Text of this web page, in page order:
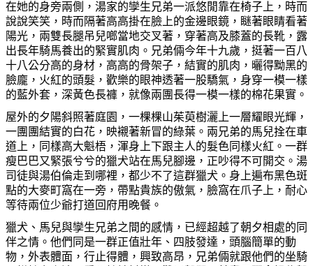
在她的身旁兩側，湯家的孿生兄弟一派悠閒靠在椅子上，時而
說說笑笑，時而隔著高高掛在臉上的金邊眼鏡， 瞇著眼睛看著
陽光，兩雙長腿吊兒啷當地交叉著，穿著高及膝蓋的長靴，露
出長年騎馬養出的緊實肌肉。兄弟倆今年十九歲，挺著一百八
十八公分高的身材，高高的骨架子，結實的肌肉，曬得黝黑的
臉龐，火紅的頭髮，歡樂的眼神透著一股驕氣，身穿一模一樣
的藍外套，深黃色長褲 ，就像兩團長得一模一樣的棉花果實。
屋外的夕陽斜照著庭園，一棵棵山茱萸樹灑上一層耀眼光輝，
一團團結實的白花，映襯著新冒的綠葉。兩兄弟的馬兒拴在車
道上，同樣高大魁梧，渾身上下跟主人的髮色同樣火紅。一群
瘦巴巴又緊張兮兮的獵犬站在馬兒腳邊，正吵得不可開交。湯
司徒與湯伯倫走到 哪裡，都少不了這群獵犬。身上遍布黑色斑
點的大麥町窩在一旁，帶點貴族的傲氣， 臉窩在爪子上，耐心
等待兩位少爺打道回府用 晚餐。
獵犬、馬兒與孿生兄弟之間的感情，已經超越了朝夕相處的同
伴之情。他們同是一群正值壯年、四肢發達，頭腦簡單的動
物，外表體面，行止得體，興致高昂 ，兄弟倆就跟他們的坐騎